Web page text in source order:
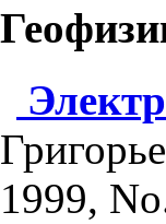
1999,